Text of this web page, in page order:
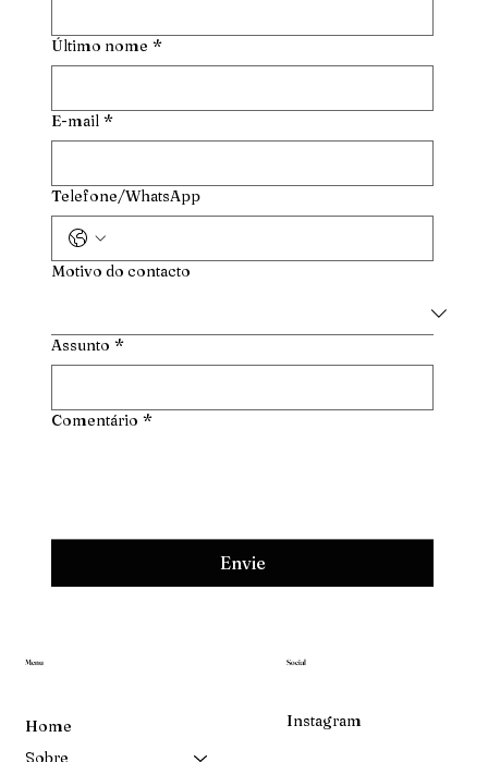
Menu
Home
Sobre
Social
Instagram
Último nome *
E-mail *
Telefone/WhatsApp
Motivo do contacto
Assunto *
Comentário *
Envie